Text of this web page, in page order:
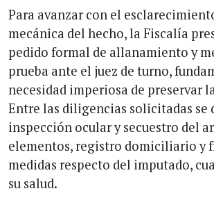
Para avanzar con el
mecánica del hecho, la Fiscalía
pedido formal de allanamiento y
prueba ante el juez de turno,
necesidad imperiosa de preservar
Entre las diligencias solicitadas se
inspección ocular y secuestro del
elementos, registro domiciliario y
medidas respecto del imputado,
su salud.